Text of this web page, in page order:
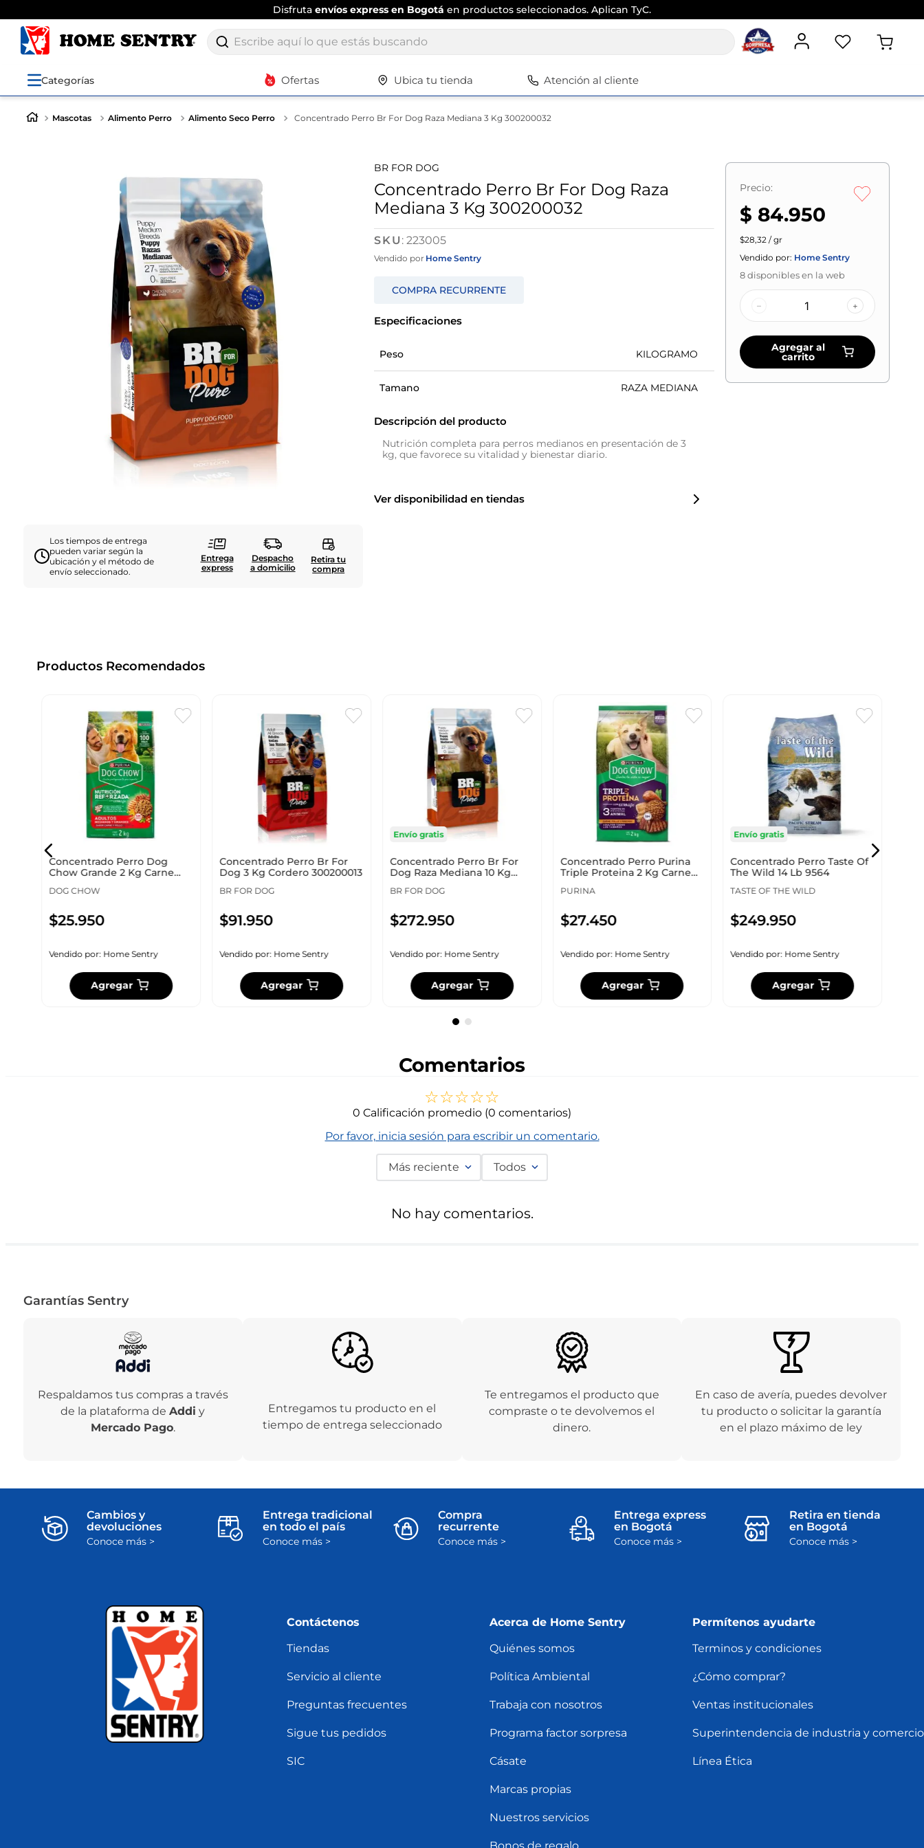
Disfruta envíos express en Bogotá en productos seleccionados. Aplican TyC.
Escribe aquí lo que estás buscando
Categorías Ofertas Ubica tu tienda Atención al cliente
Mascotas Alimento Perro Alimento Seco Perro Concentrado Perro Br For Dog Raza Mediana 3 Kg 300200032
Los tiempos de entrega
pueden variar según la
ubicación y el método de
envío seleccionado.
Entrega
express
Despacho
a domicilio
Retira tu
compra
BR FOR DOG
Concentrado Perro Br For Dog Raza
Mediana 3 Kg 300200032
:223005
Vendido por Home Sentry
Especificaciones
Peso KILOGRAMO
Tamano RAZA MEDIANA
Descripción del producto
Nutrición completa para perros medianos en presentación de 3
kg, que favorece su vitalidad y bienestar diario.
Ver disponibilidad en tiendas
Precio:
$ 84.950
$28,32 / gr
Vendido por: Home Sentry
8disponibles en la web
– +
Agregar al
carrito
Productos Recomendados
Concentrado Perro Dog
Chow Grande 2 Kg Carne
DOG CHOW
$25.950
Vendido por: Home Sentry
Agregar
Concentrado Perro Br For
Dog 3 Kg Cordero 300200013
BR FOR DOG
$91.950
Vendido por: Home Sentry
Agregar
Envío gratis
Concentrado Perro Br For
Dog Raza Mediana 10 Kg
BR FOR DOG
$272.950
Vendido por: Home Sentry
Agregar
Concentrado Perro Purina
Triple Proteina 2 Kg Carne
PURINA
$27.450
Vendido por: Home Sentry
Agregar
Envío gratis
Concentrado Perro Taste Of
The Wild 14 Lb 9564
TASTE OF THE WILD
$249.950
Vendido por: Home Sentry
Agregar
Comentarios
☆☆☆☆☆
0 Calificación promedio (0 comentarios)
Por favor, inicia sesión para escribir un comentario.
Más reciente Todos
No hay comentarios.
Garantías Sentry
Respaldamos tus compras a través
de la plataforma deAddi y
Mercado Pago.
Entregamos tu producto en el
tiempo de entrega seleccionado
Te entregamos el producto que
compraste o te devolvemos el
dinero.
En caso de avería, puedes devolver
tu producto o solicitar la garantía
en el plazo máximo de ley
Cambios y
devoluciones
Conoce más >
Entrega tradicional
en todo el país
Conoce más >
Compra
recurrente
Conoce más >
Entrega express
en Bogotá
Conoce más >
Retira en tienda
en Bogotá
Conoce más >
Contáctenos
Tiendas
Servicio al cliente
Preguntas frecuentes
Sigue tus pedidos
SIC
Acerca de Home Sentry
Quiénes somos
Política Ambiental
Trabaja con nosotros
Programa factor sorpresa
Cásate
Marcas propias
Nuestros servicios
Permítenos ayudarte
Terminos y condiciones
¿Cómo comprar?
Ventas institucionales
Superintendencia de industria y comercio
Línea Ética
Términos más buscados
silla
closet
espejo
vajillas
zapatero